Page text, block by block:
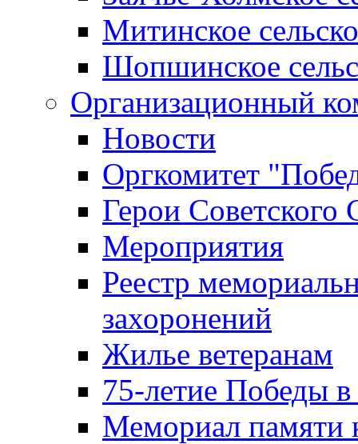
Митинское
Шопшинское
Организационный
Новости
Оргкомитет
Герои Советского
Мероприятия
Реестр
захоронений
Жилье ветеранам
75-летие Победы
Мемориал памяти